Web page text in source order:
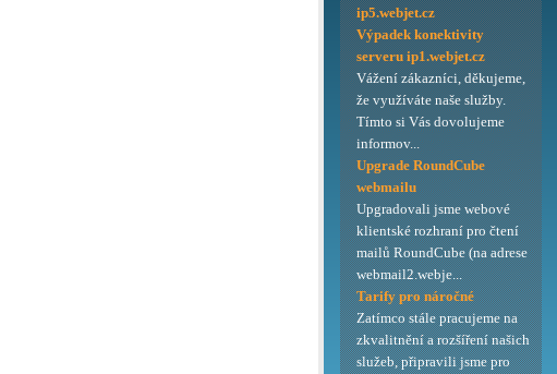
ip5.webjet.cz
Výpadek konektivity
serveru ip1.webjet.cz
Vážení zákazníci, děkujeme,
že využíváte naše služby.
Tímto si Vás dovolujeme
informov...
Upgrade RoundCube
webmailu
Upgradovali jsme webové
klientské rozhraní pro čtení
mailů RoundCube (na adrese
webmail2.webje...
Tarify pro náročné
Zatímco stále pracujeme na
zkvalitnění a rozšíření našich
služeb, připravili jsme pro